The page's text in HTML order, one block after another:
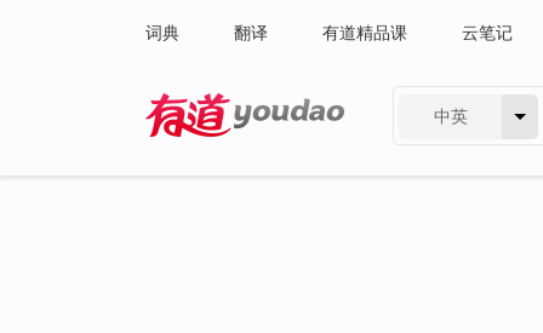
词典 翻译 有道精品课 云笔记
中英